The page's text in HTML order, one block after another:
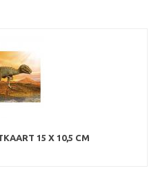
15 X 10,5 CM